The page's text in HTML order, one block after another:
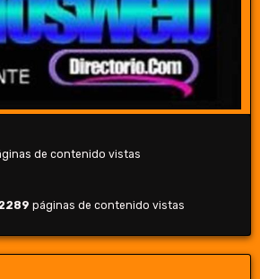
de contenido vistas
páginas de contenido vistas